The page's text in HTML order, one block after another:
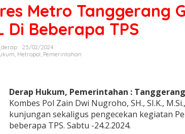
Tanggerang
Giat
Pengecekan
PSL
Di
Beberapa
Metro Tanggerang
Di Beberapa TPS
25/02/2024
, Metropol, Pemerintahan
Derap Hukum, Pemerintahan :
Kombes Pol Zain Dwi Nugroho, SH., SI.K.,
kunjungan sekaligus pengecekan kegiatan
beberapa TPS. Sabtu -24.2.2024.